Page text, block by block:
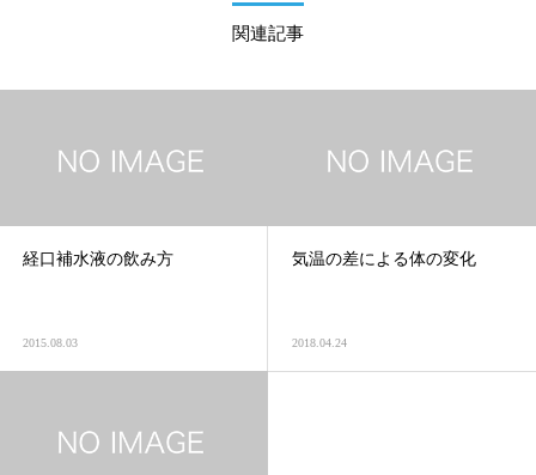
関連記事
経口補水液の飲み方
2015.08.03
気温の差による体の変化
2018.04.24